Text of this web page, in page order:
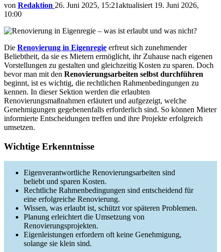
von Redaktion 26. Juni 2025, 15:21aktualisiert 19. Juni 2026,
10:00
Die Renovierung in Eigenregie erfreut sich zunehmender
Beliebtheit, da sie es Mietern ermöglicht, ihr Zuhause nach eigenen
Vorstellungen zu gestalten und gleichzeitig Kosten zu sparen. Doch
bevor man mit den Renovierungsarbeiten selbst durchführen
beginnt, ist es wichtig, die rechtlichen Rahmenbedingungen zu
kennen. In dieser Sektion werden die erlaubten
Renovierungsmaßnahmen erläutert und aufgezeigt, welche
Genehmigungen gegebenenfalls erforderlich sind. So können Mieter
informierte Entscheidungen treffen und ihre Projekte erfolgreich
umsetzen.
Wichtige Erkenntnisse
Eigenverantwortliche Renovierungsarbeiten sind
beliebt und sparen Kosten.
Rechtliche Rahmenbedingungen sind entscheidend für
eine erfolgreiche Renovierung.
Wissen, was erlaubt ist, schützt vor späteren Problemen.
Planung erleichtert die Umsetzung von
Renovierungsprojekten.
Eigenleistungen erfordern oft keine Genehmigung,
solange sie klein sind.